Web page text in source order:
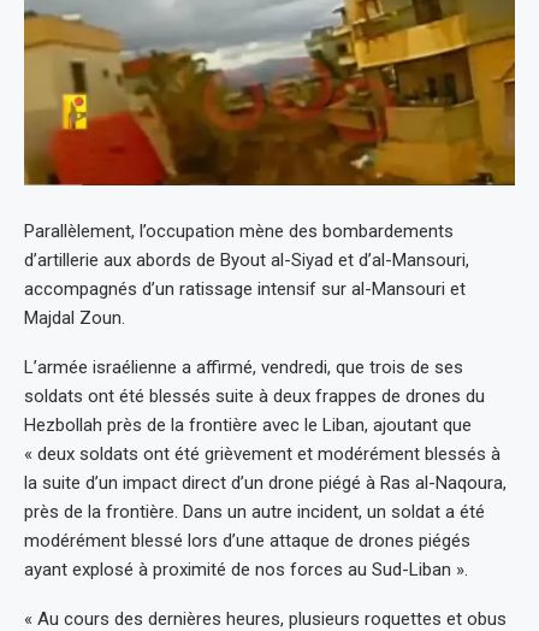
Parallèlement, l’occupation mène des bombardements
d’artillerie aux abords de Byout al-Siyad et d’al-Mansouri,
accompagnés d’un ratissage intensif sur al-Mansouri et
Majdal Zoun.
L’armée israélienne a affirmé, vendredi, que trois de ses
soldats ont été blessés suite à deux frappes de drones du
Hezbollah près de la frontière avec le Liban, ajoutant que
« deux soldats ont été grièvement et modérément blessés à
la suite d’un impact direct d’un drone piégé à Ras al-Naqoura,
près de la frontière. Dans un autre incident, un soldat a été
modérément blessé lors d’une attaque de drones piégés
ayant explosé à proximité de nos forces au Sud-Liban ».
« Au cours des dernières heures, plusieurs roquettes et obus